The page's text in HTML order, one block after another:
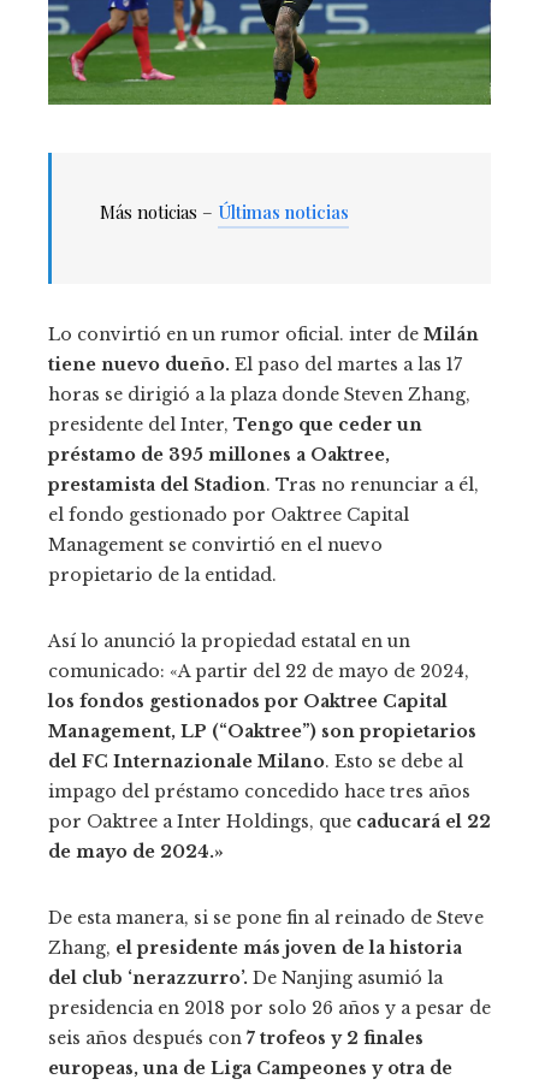
Más noticias – Últimas noticias
Lo convirtió en un rumor oficial. inter de Milán
tiene nuevo dueño. El paso del martes a las 17
horas se dirigió a la plaza donde Steven Zhang,
presidente del Inter, Tengo que ceder un
préstamo de 395 millones a Oaktree,
prestamista del Stadion. Tras no renunciar a él,
el fondo gestionado por Oaktree Capital
Management se convirtió en el nuevo
propietario de la entidad.
Así lo anunció la propiedad estatal en un
comunicado: «A partir del 22 de mayo de 2024,
los fondos gestionados por Oaktree Capital
Management, LP (“Oaktree”) son propietarios
del FC Internazionale Milano. Esto se debe al
impago del préstamo concedido hace tres años
por Oaktree a Inter Holdings, que caducará el 22
de mayo de 2024.»
De esta manera, si se pone fin al reinado de Steve
Zhang, el presidente más joven de la historia
del club ‘nerazzurro’. De Nanjing asumió la
presidencia en 2018 por solo 26 años y a pesar de
seis años después con 7 trofeos y 2 finales
europeas, una de Liga Campeones y otra de